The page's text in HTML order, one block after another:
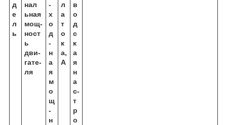
д
е
л
ь
нал
ь­ная
мощ­
ност
ь
дви­
га­те­
ля
­
х
о
д
­
н
а
я
м
о
щ
­
н
л
а
т
о
к
а,
A
в
о
д­
с
к
а
я
н
а
с­
т
р
о